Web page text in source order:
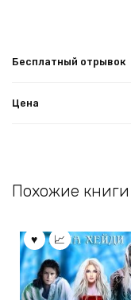
Бесплатный отрывок
Цена
Похожие книги